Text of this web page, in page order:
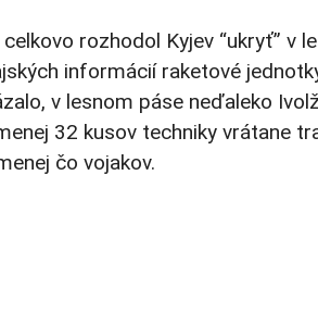
rozhodol Kyjev “ukryť”
informácií raketové
v lesnom páse neďaleko
32 kusov techniky vrátane
čo vojakov.